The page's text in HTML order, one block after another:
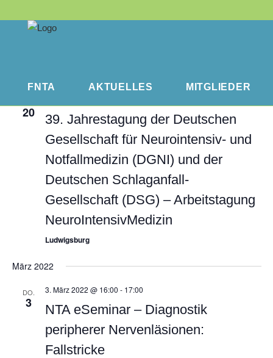
FNTA AKTUELLES MITGLIEDER
wählen.
20
39. Jahrestagung der Deutschen
Gesellschaft für Neurointensiv- und
Notfallmedizin (DGNI) und der
Deutschen Schlaganfall-
Gesellschaft (DSG) – Arbeitstagung
NeuroIntensivMedizin
Ludwigsburg
März 2022
DO.
3
3. März 2022 @ 16:00 - 17:00
NTA eSeminar – Diagnostik
peripherer Nervenläsionen:
Fallstricke